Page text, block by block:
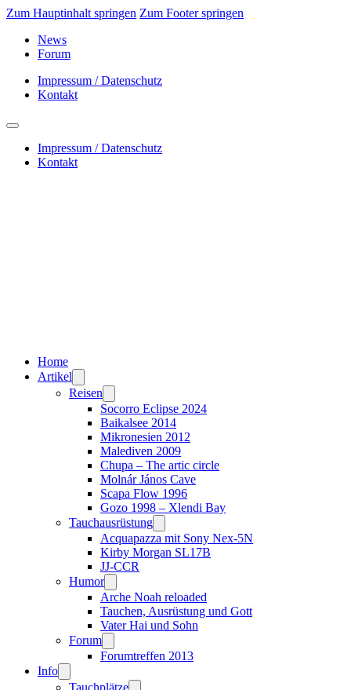
Zum Hauptinhalt springen Zum Footer springen
News
Forum
Impressum / Datenschutz
Kontakt
Impressum / Datenschutz
Kontakt
Home
Artikel
Reisen
Socorro Eclipse 2024
Baikalsee 2014
Mikronesien 2012
Malediven 2009
Chupa – The artic circle
Molnár János Cave
Scapa Flow 1996
Gozo 1998 – Xlendi Bay
Tauchausrüstung
Acquapazza mit Sony Nex-5N
Kirby Morgan SL17B
JJ-CCR
Humor
Arche Noah reloaded
Tauchen, Ausrüstung und Gott
Vater Hai und Sohn
Forum
Forumtreffen 2013
Info
Tauchplätze